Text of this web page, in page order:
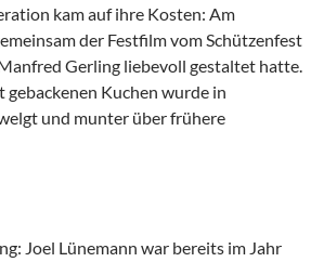
kam auf ihre Kosten: Am
der Festfilm vom Schützenfest
Gerling liebevoll gestaltet hatte.
gebackenen Kuchen wurde in
und munter über frühere
Joel Lünemann war bereits im Jahr